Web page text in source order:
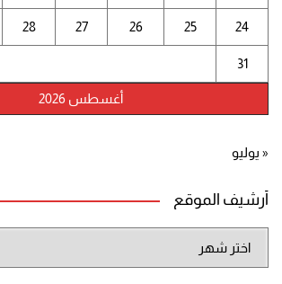
أغسطس 2026
24
25
26
27
28
31
« يوليو
أرشيف الموقع
الموقع